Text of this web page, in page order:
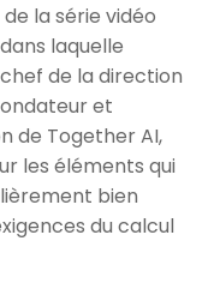
la série vidéo
dans laquelle
de la direction
et
de Together AI,
les éléments qui
bien
du calcul